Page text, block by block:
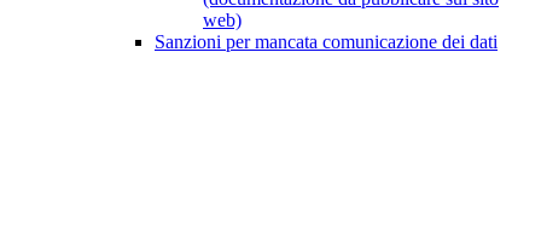
web)
Sanzioni per mancata comunicazione dei dati